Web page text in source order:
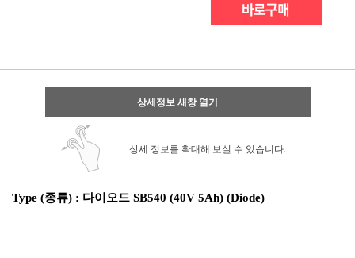
상세정보 새창 열기
상세 정보를 확대해 보실 수 있습니다.
Type (종류) : 다이오드 SB540 (40V 5Ah) (Diode)